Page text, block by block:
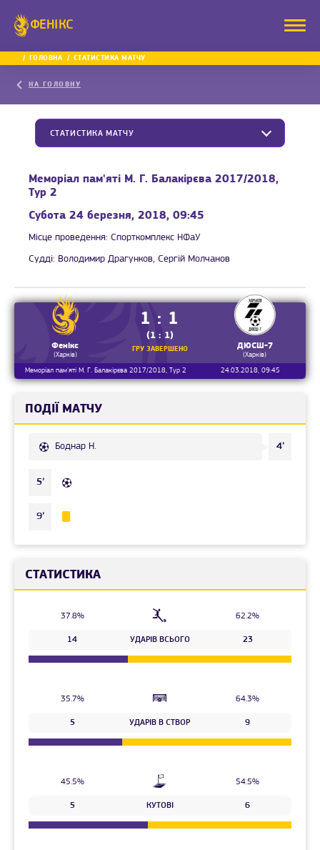
ФЕНІКС
ГОЛОВНА СТАТИСТИКА МАТЧУ
НА ГОЛОВНУ
СТАТИСТИКА МАТЧУ
Меморіал пам'яті М. Г. Балакірєва 2017/2018,
Тур 2
Субота 24 березня, 2018, 09:45
Місце проведення: Спорткомплекс НФаУ
Судді: Володимир Драгунков, Сергій Молчанов
Фенікс
(Харків)
1 : 1
(1 : 1)
ГРУ ЗАВЕРШЕНО ДЮСШ-7
(Харків)
Меморіал пам'яті М. Г. Балакірєва 2017/2018, Тур 2
24.03.2018, 09:45
ПОДІЇ МАТЧУ
Боднар Н. 4’
5’
9’
СТАТИСТИКА
37.8% 62.2%
14 УДАРІВ ВСЬОГО 23
35.7% 64.3%
5 УДАРІВ В СТВОР 9
45.5% 54.5%
5 КУТОВІ 6